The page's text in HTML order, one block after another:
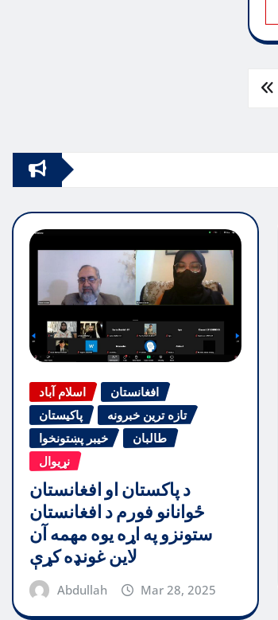
اسلام آباد
افغانستان
پاکیستان
تازه ترین خبرونه
خیبر پښتونخوا
طالبان
نړیوال
د پاکستان او افغانستان
ځوانانو فورم د افغانستان
ستونزو په اړه یوه مهمه آن
لاین غونډه کړې
Abdullah Mar 28, 2025